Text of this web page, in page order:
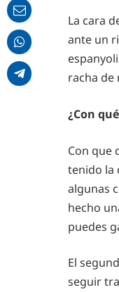
La cara
ante un
racha de
¿Con
Con que
tenido la
algunas
hecho
puedes
El
seguir